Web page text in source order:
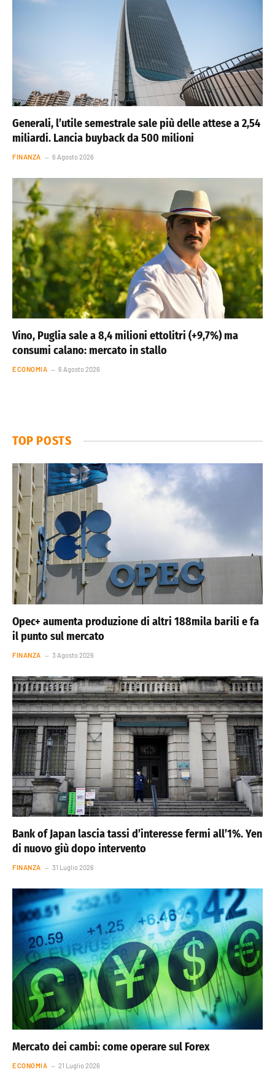
Generali, l’utile semestrale sale più delle attese a 2,54
miliardi. Lancia buyback da 500 milioni
FINANZA 6 Agosto 2026
Vino, Puglia sale a 8,4 milioni ettolitri (+9,7%) ma
consumi calano: mercato in stallo
ECONOMIA 6 Agosto 2026
TOP POSTS
Opec+ aumenta produzione di altri 188mila barili e fa
il punto sul mercato
FINANZA 3 Agosto 2026
Bank of Japan lascia tassi d’interesse fermi all’1%. Yen
di nuovo giù dopo intervento
FINANZA 31 Luglio 2026
Mercato dei cambi: come operare sul Forex
ECONOMIA 21 Luglio 2026